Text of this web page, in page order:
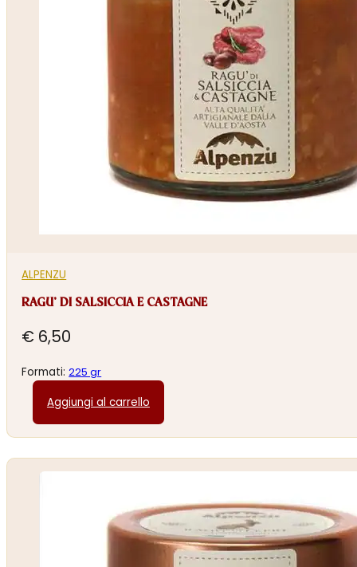
ALPENZU
RAGU’ DI SALSICCIA E CASTAGNE
€ 6,50
Formati:225 gr
Aggiungi al carrello